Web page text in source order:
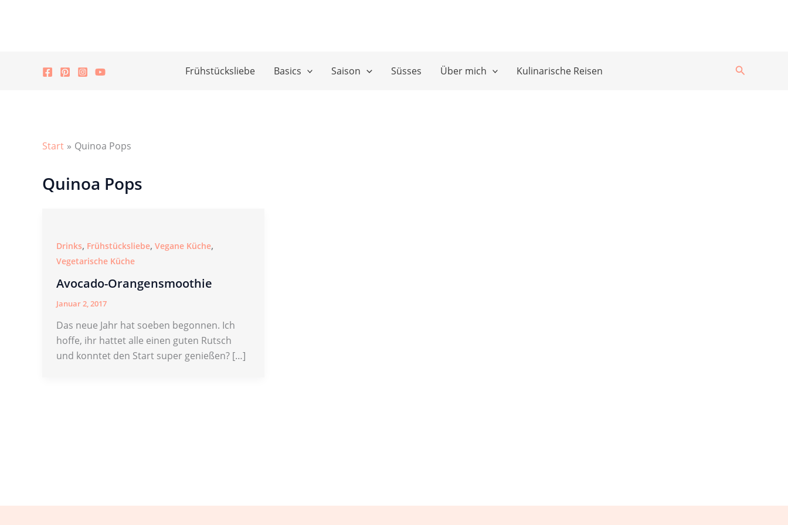
Frühstücksliebe Basics Saison Süsses Über mich Kulinarische Reisen Suchen
Start Quinoa Pops
Quinoa Pops
Drinks, Frühstücksliebe, Vegane Küche,
Vegetarische Küche
Avocado-Orangensmoothie
Januar 2, 2017
Das neue Jahr hat soeben begonnen. Ich
hoffe, ihr hattet alle einen guten Rutsch
und konntet den Start super genießen? […]